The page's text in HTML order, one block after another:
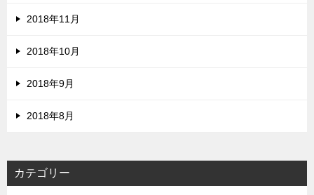
2018年11月
2018年10月
2018年9月
2018年8月
カテゴリー